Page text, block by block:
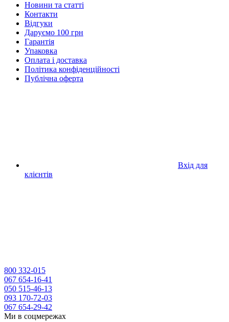
Новини та статті
Контакти
Відгуки
Даруємо 100 грн
Гарантія
Упаковка
Оплата і доставка
Політика конфіденційності
Публічна оферта
Вхід для
клієнтів
800 332-015
067 654-16-41
050 515-46-13
093 170-72-03
067 654-29-42
Ми в соцмережах